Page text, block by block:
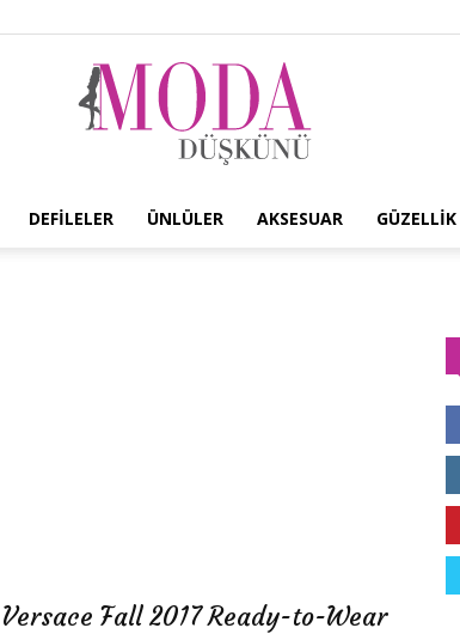
DEFILELER ÜNLÜLER AKSESUAR GÜZELLIK
Versace Fall 2017 Ready-to-Wear